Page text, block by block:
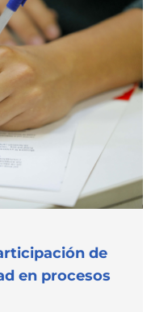
de
en procesos